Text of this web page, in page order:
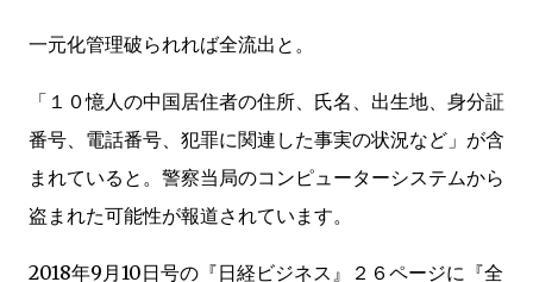
一元化管理破られれば全流出と。
「１０憶人の中国居住者の住所、氏名、出生地、身分証
番号、電話番号、犯罪に関連した事実の状況など」が含
まれていると。警察当局のコンピューターシステムから
盗まれた可能性が報道されています。
2018年9月10日号の『日経ビジネス』２６ページに『全